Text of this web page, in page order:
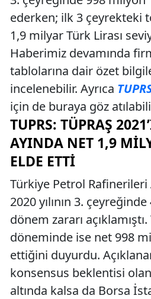
ederken; ilk 3 çeyrekteki
1,9 milyar Türk Lirası
Haberimiz devamında
tablolarına dair özet
incelenebilir. Ayrıca
için de buraya göz
TUPRS: TÜPRAŞ
AYINDA NET 1,9
ELDE ETTI
Türkiye Petrol
2020 yılının 3.
dönem zararı
döneminde ise net 998
ettiğini duyurdu.
konsensus beklentisi olan
altında kalsa da Borsa